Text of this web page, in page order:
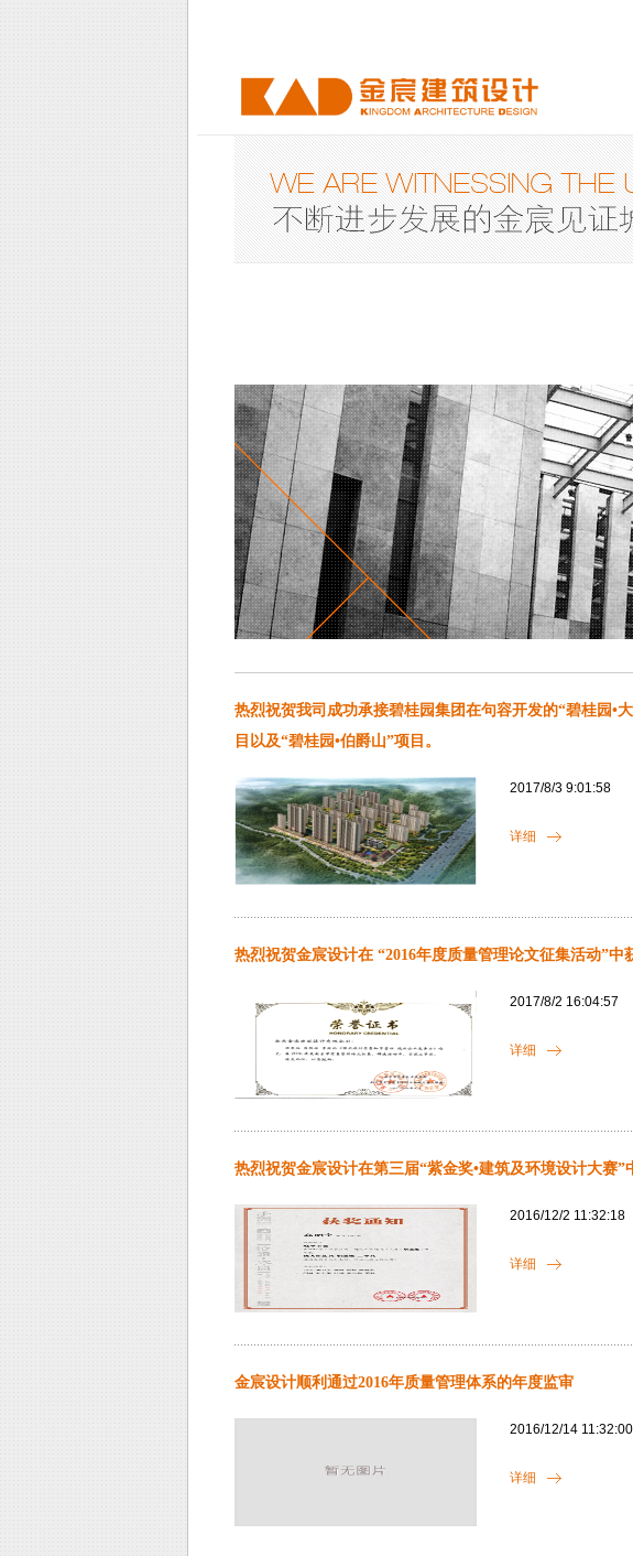
热烈祝贺我司成功承接碧桂园集团在句容开发的“碧桂园•
目以及“碧桂园•伯爵山”项目。
2017/8/3 9:01:58
详细
热烈祝贺金宸设计在 “2016年度质量管理论文征集活动”中
2017/8/2 16:04:57
详细
热烈祝贺金宸设计在第三届“紫金奖•建筑及环境设计大赛”
2016/12/2 11:32:18
详细
金宸设计顺利通过2016年质量管理体系的年度监审
2016/12/14 11:32:00
详细